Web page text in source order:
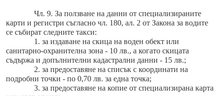
Чл. 9. За ползване на данни от специализираните
карти и регистри съгласно чл. 180, ал. 2 от Закона за водите
се събират следните такси:
1. за издаване на скица на воден обект или
санитарно-охранителна зона - 10 лв., а когато скицата
съдържа и допълнителни кадастрални данни - 15 лв.;
2. за предоставяне на списък с координати на
подробни точки - по 0,70 лв. за една точка;
3. за предоставяне на копие от специализирана карта